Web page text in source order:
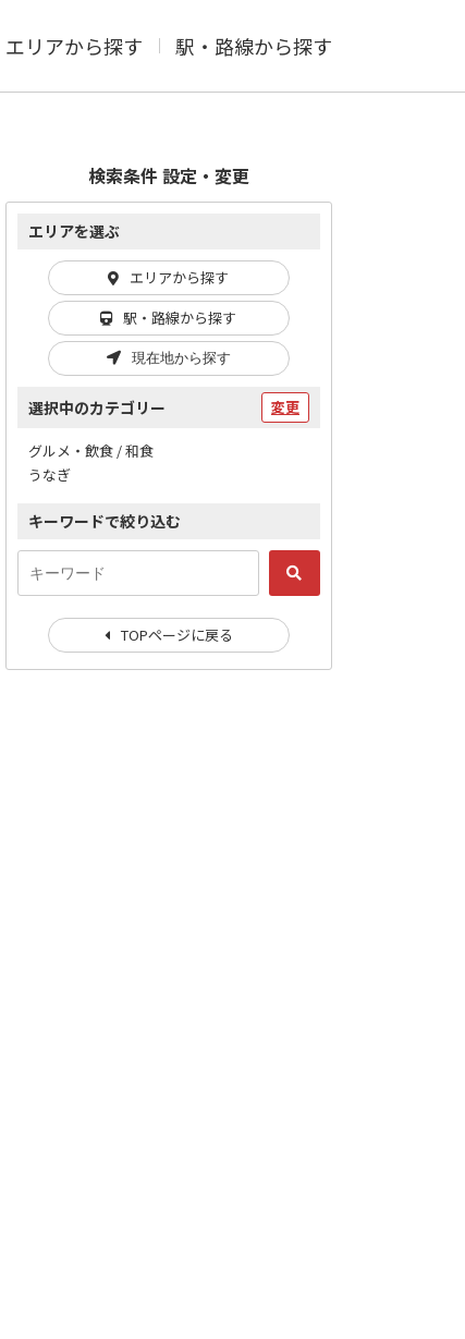
エリアから探す 駅・路線から探す
検索条件 設定・変更
エリアを選ぶ
エリアから探す
駅・路線から探す
現在地から探す
選択中のカテゴリー 変更
グルメ・飲食 / 和食
うなぎ
キーワードで絞り込む
TOPページに戻る